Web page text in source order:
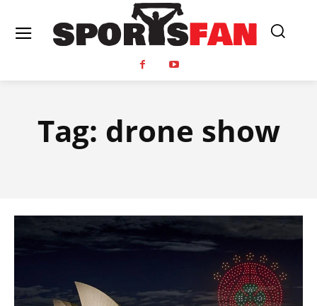
Tag: drone show